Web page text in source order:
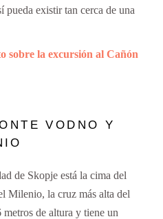
pueda existir tan cerca de una
sobre la excursión al Cañón
VODNO Y
de Skopje está la cima del
Milenio, la cruz más alta del
de altura y tiene un